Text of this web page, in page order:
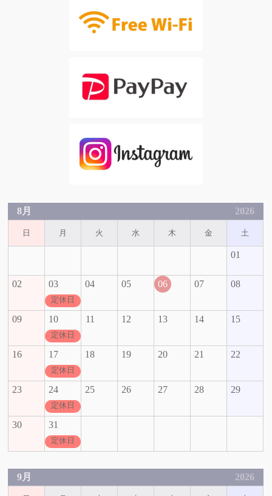
8月 2026
日 月 火 水 木 金 土
01
02 03
定休日
04 05 06 07 08
09 10
定休日
11 12 13 14 15
16 17
定休日
18 19 20 21 22
23 24
定休日
25 26 27 28 29
30 31
定休日
9月 2026